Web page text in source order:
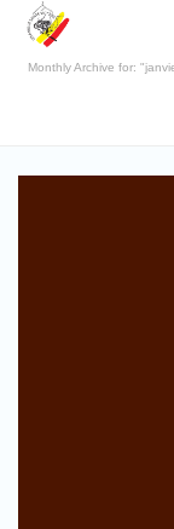
Monthly Archive for: